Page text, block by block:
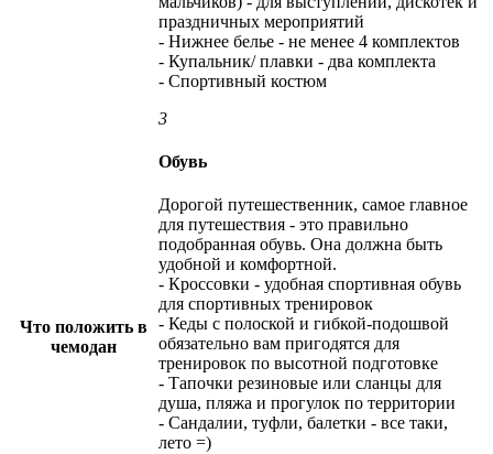
Что положить в
чемодан
праздничных мероприятий
- Нижнее белье - не менее 4 комплектов
- Купальник/ плавки - два комплекта
- Спортивный костюм
3
Обувь
Дорогой путешественник, самое главное
для путешествия - это правильно
подобранная обувь. Она должна быть
удобной и комфортной.
- Кроссовки - удобная спортивная обувь
для спортивных тренировок
- Кеды с полоской и гибкой-подошвой
обязательно вам пригодятся для
тренировок по высотной подготовке
- Тапочки резиновые или сланцы для
душа, пляжа и прогулок по территории
- Сандалии, туфли, балетки - все таки,
лето =)